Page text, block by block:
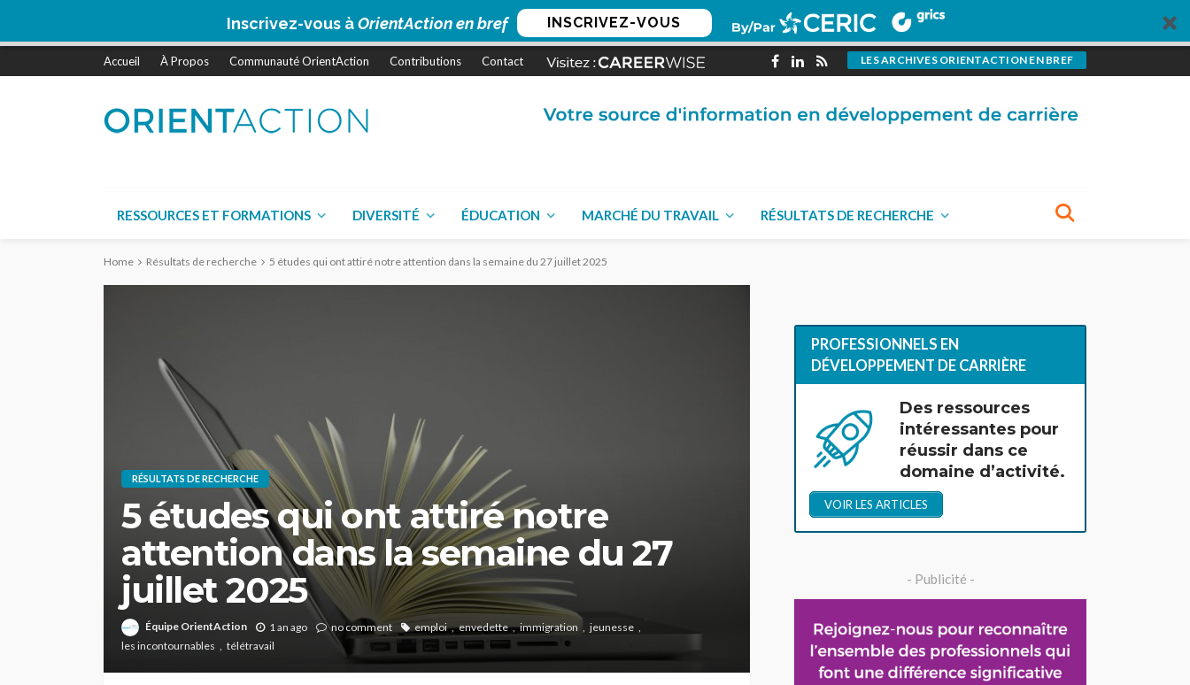
Inscrivez-vous àOrientAction en bref INSCRIVEZ-VOUS
Accueil À Propos Communauté OrientAction Contributions Contact LES ARCHIVES ORIENTACTION EN BREF
RESSOURCES ET FORMATIONS DIVERSITÉ ÉDUCATION MARCHÉ DU TRAVAIL RÉSULTATS DE RECHERCHE
Home Résultats de recherche 5 études qui ont attiré notre attention dans la semaine du 27 juillet 2025
RÉSULTATS DE RECHERCHE
5 études qui ont attiré notre
attention dans la semaine du 27
juillet 2025
Équipe OrientAction 1 an ago no comment emploi envedette immigration
jeunesse
les incontournables
télétravail
PROFESSIONNELS EN
DÉVELOPPEMENT DE CARRIÈRE
Des ressources
intéressantes pour
réussir dans ce
domaine d’activité.
VOIR LES ARTICLES
- Publicité -